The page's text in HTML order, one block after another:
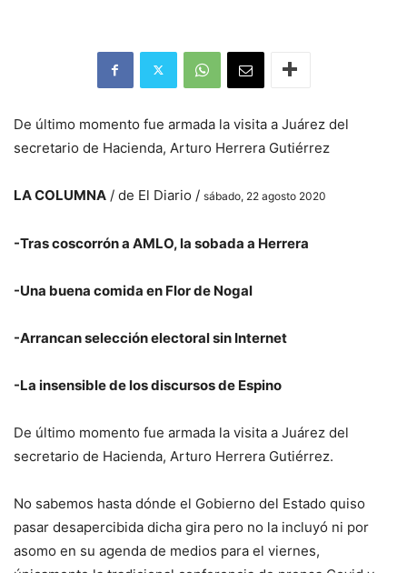
De último momento fue armada la visita a Juárez del
secretario de Hacienda, Arturo Herrera Gutiérrez
LA COLUMNA / de El Diario / sábado, 22 agosto 2020
-Tras coscorrón a AMLO, la sobada a Herrera
-Una buena comida en Flor de Nogal
-Arrancan selección electoral sin Internet
-La insensible de los discursos de Espino
De último momento fue armada la visita a Juárez del
secretario de Hacienda, Arturo Herrera Gutiérrez.
No sabemos hasta dónde el Gobierno del Estado quiso
pasar desapercibida dicha gira pero no la incluyó ni por
asomo en su agenda de medios para el viernes,